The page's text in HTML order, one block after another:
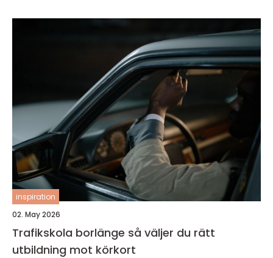
inspiration
02. May 2026
Trafikskola borlänge så väljer du rätt
utbildning mot körkort